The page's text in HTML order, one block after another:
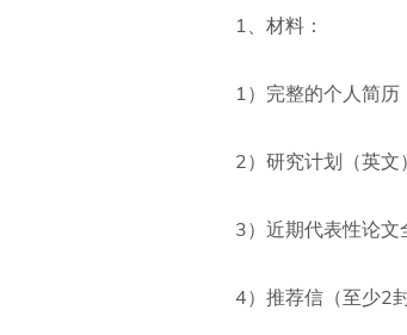
1、材料：
1）完整的个人简历
2）研究计划（英
3）近期代表性论文
4）推荐信（至少2